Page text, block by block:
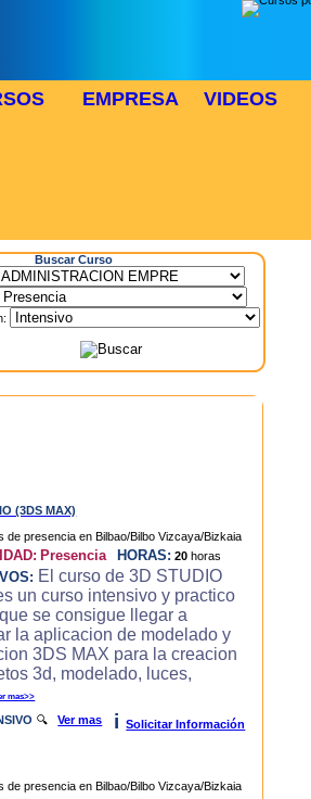
EMPRESA VIDEOS
Buscar Curso
(3DS MAX)
Presencia HORAS: 20 horas
El curso de 3D STUDIO
un curso intensivo y practico
se consigue llegar a
la aplicacion de modelado y
3DS MAX para la creacion
3d, modelado, luces,
mas>>
🔍Ver mas i Solicitar Información